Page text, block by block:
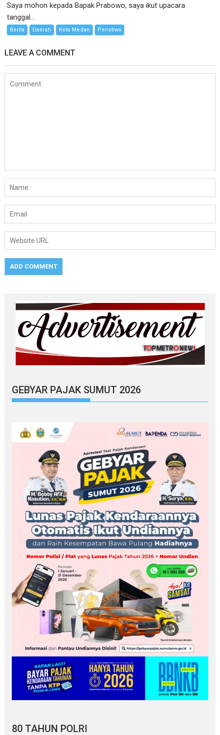
Saya mohon kepada Bapak Prabowo, saya ikut upacara
tanggal...
Berita Daerah Kota Medan Peristiwa
LEAVE A COMMENT
GEBYAR PAJAK SUMUT 2026
80 TAHUN POLRI